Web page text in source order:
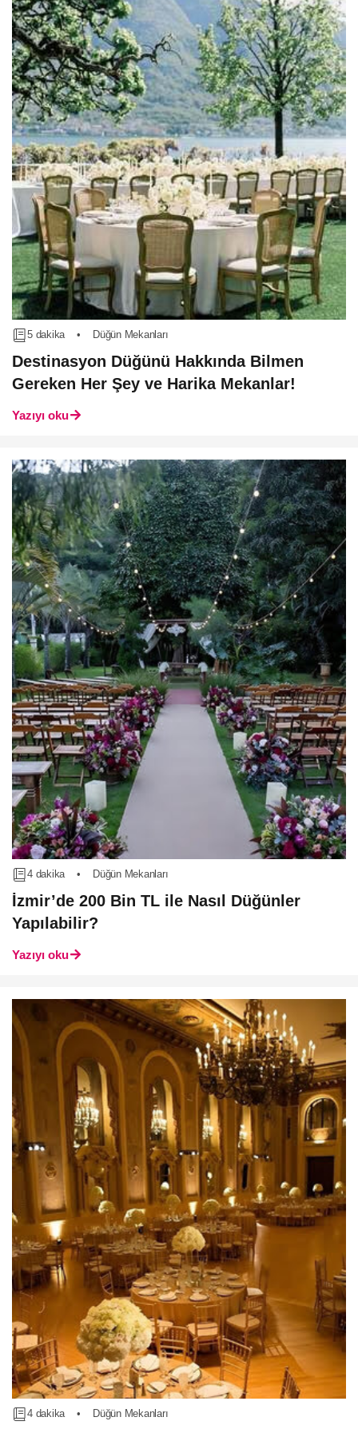
5 dakika • Düğün Mekanları
Destinasyon Düğünü Hakkında Bilmen
Gereken Her Şey ve Harika Mekanlar!
Yazıyı oku
4 dakika • Düğün Mekanları
İzmir’de 200 Bin TL ile Nasıl Düğünler
Yapılabilir?
Yazıyı oku
4 dakika • Düğün Mekanları